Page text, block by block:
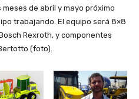
de abril y mayo próximo
trabajando. El equipo será 8×8
Rexroth, y componentes
(foto).